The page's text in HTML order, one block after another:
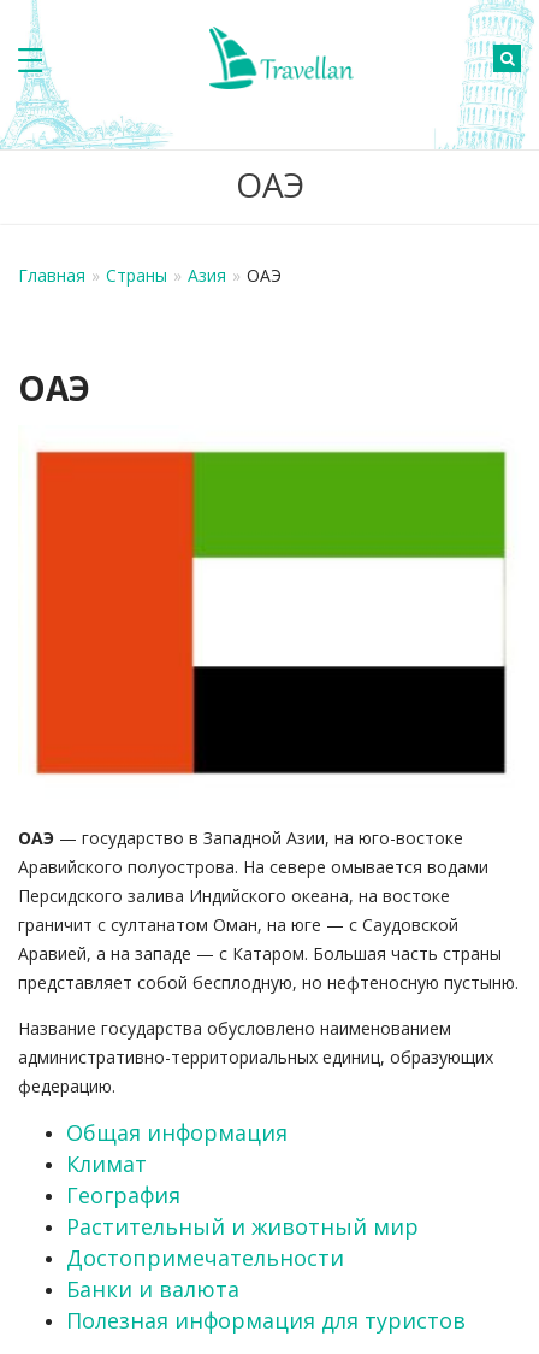
ОАЭ
Главная » Страны » Азия » ОАЭ
ОАЭ
ОАЭ — государство в Западной Азии, на юго-востоке
Аравийского полуострова. На севере омывается водами
Персидского залива Индийского океана, на востоке
граничит с султанатом Оман, на юге — с Саудовской
Аравией, а на западе — с Катаром. Большая часть страны
представляет собой бесплодную, но нефтеносную пустыню.
Название государства обусловлено наименованием
административно-территориальных единиц, образующих
федерацию.
Общая информация
Климат
География
Растительный и животный мир
Достопримечательности
Банки и валюта
Полезная информация для туристов